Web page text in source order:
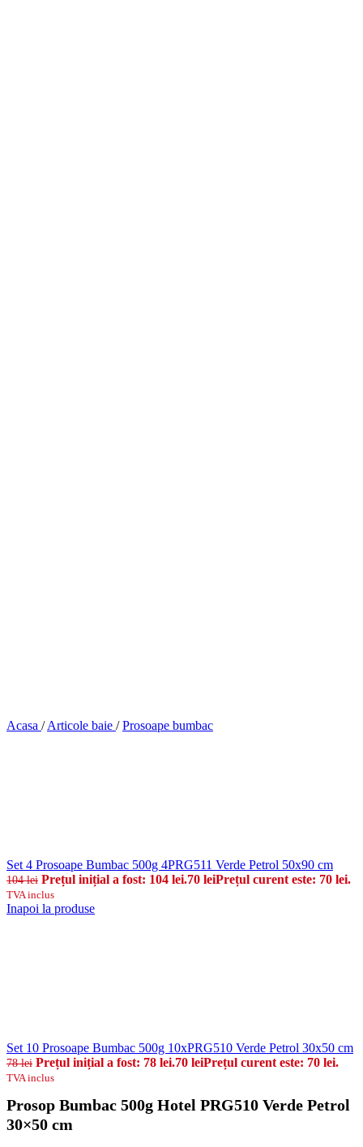
Acasa / Articole baie / Prosoape bumbac
Set 4 Prosoape Bumbac 500g 4PRG511 Verde Petrol 50x90 cm
104lei Prețul inițial a fost: 104 lei.70 leiPrețul curent este: 70 lei.
TVA inclus
Inapoi la produse
Set 10 Prosoape Bumbac 500g 10xPRG510 Verde Petrol 30x50 cm
78lei Prețul inițial a fost: 78 lei.70 leiPrețul curent este: 70 lei.
TVA inclus
Prosop Bumbac 500g Hotel PRG510 Verde Petrol
30×50 cm